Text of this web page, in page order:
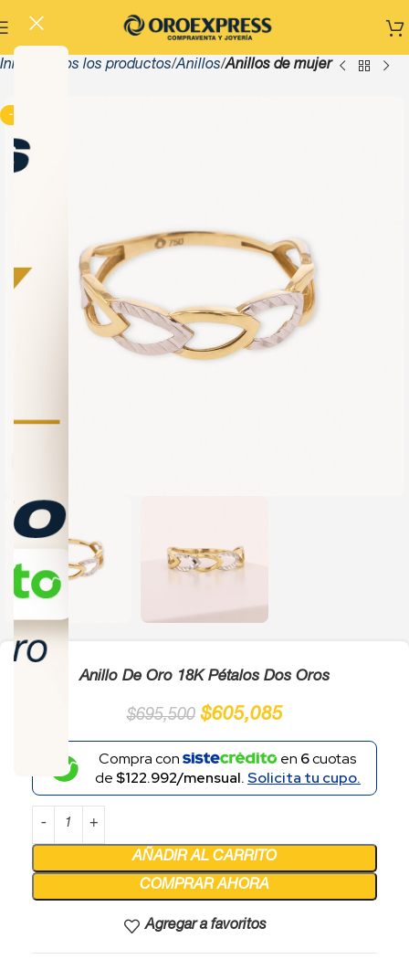
Inicio Todos los productos Anillos Anillos de mujer
-13%
Anillo De Oro 18K Pétalos Dos Oros
$695,500 $605,085
Compra con en 6cuotas
de $122.992/mensual.Solicita tu cupo.
AÑADIR AL CARRITO
COMPRAR AHORA
Agregar a favoritos